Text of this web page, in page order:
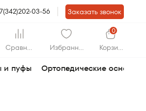
03-56 Заказать звонок
Сравнит
Избранно
Корзин
0
и пуфы Ортопедические основания